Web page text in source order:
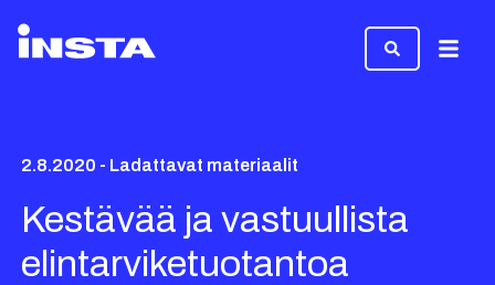
2.8.2020 - Ladattavat materiaalit
Kestävää ja vastuullista
elintarviketuotantoa